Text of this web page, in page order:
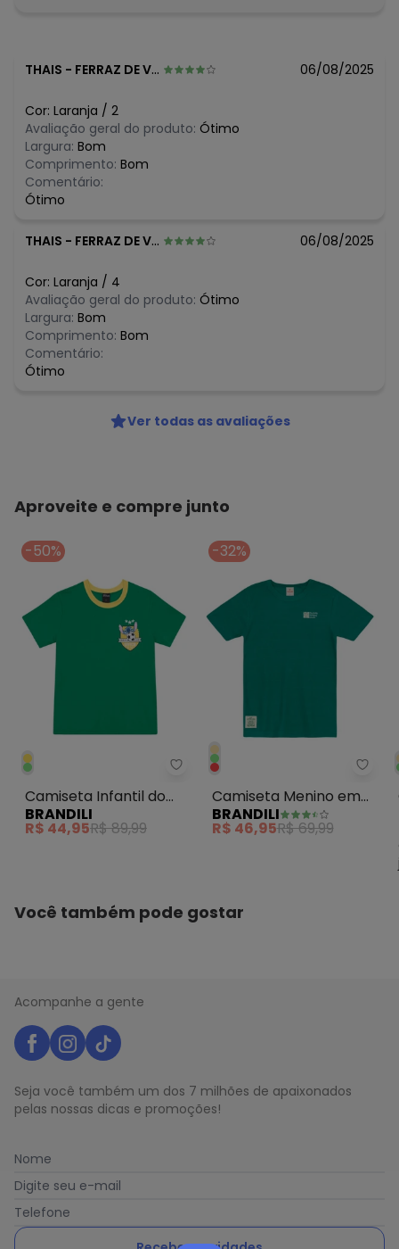
algum dia do mês, para o menor tamanho disponível.
agosto/2026
julho/2026
junho/2026
maio/2026
abril/2026
R$ 16,98
THAIS - FERRAZ DE VASCONCELOS - SP 06/08/2025
Cor: Laranja / 2
Avaliação geral do produto: Ótimo
Largura: Bom
Comprimento: Bom
Comentário:
Ótimo
THAIS - FERRAZ DE VASCONCELOS - SP 06/08/2025
Cor: Laranja / 4
Avaliação geral do produto: Ótimo
Largura: Bom
Comprimento: Bom
Comentário:
Ótimo
Ver todas as avaliações
Aproveite e compre junto
-50%
Brandili - Camiseta Infantil do
Camiseta Infantil do
Stitch Verde
BRANDILI
R$ 44,95R$ 89,99
-32%
Camiseta Menino em
Malha Texturizada
Verde
BRANDILI
R$ 46,95R$ 69,99
Você também pode gostar
Acompanhe a gente
Seja você também um dos 7 milhões de apaixonados
pelas nossas dicas e promoções!
Nome
Digite seu e-mail
Telefone